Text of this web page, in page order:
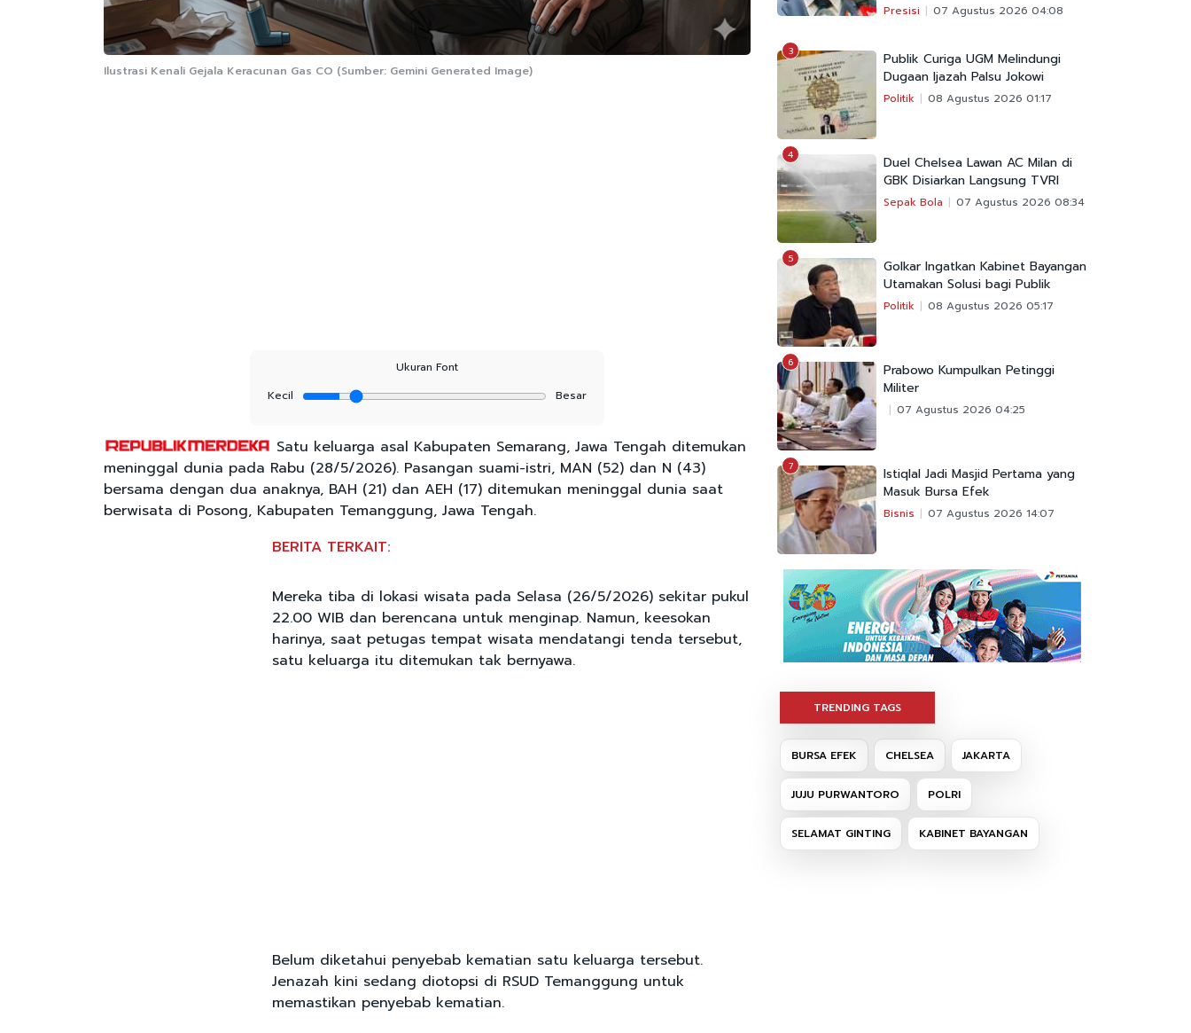
Ilustrasi Kenali Gejala Keracunan Gas CO (Sumber: Gemini Generated Image)
Ukuran Font
Kecil
Besar
Satu keluarga asal Kabupaten Semarang, Jawa Tengah ditemukan
meninggal dunia pada Rabu (28/5/2026). Pasangan suami-istri, MAN (52) dan N (43)
bersama dengan dua anaknya, BAH (21) dan AEH (17) ditemukan meninggal dunia saat
berwisata di Posong, Kabupaten Temanggung, Jawa Tengah.
BERITA TERKAIT:
Mereka tiba di lokasi wisata pada Selasa (26/5/2026) sekitar pukul
22.00 WIB dan berencana untuk menginap. Namun, keesokan
harinya, saat petugas tempat wisata mendatangi tenda tersebut,
satu keluarga itu ditemukan tak bernyawa.
Belum diketahui penyebab kematian satu keluarga tersebut.
Jenazah kini sedang diotopsi di RSUD Temanggung untuk
memastikan penyebab kematian.
Presisi 07 Agustus 2026 04:08
3
Publik Curiga UGM Melindungi
Dugaan Ijazah Palsu Jokowi
Politik 08 Agustus 2026 01:17
4
Duel Chelsea Lawan AC Milan di
GBK Disiarkan Langsung TVRI
Sepak Bola 07 Agustus 2026 08:34
5
Golkar Ingatkan Kabinet Bayangan
Utamakan Solusi bagi Publik
Politik 08 Agustus 2026 05:17
6
Prabowo Kumpulkan Petinggi
Militer
07 Agustus 2026 04:25
7
Istiqlal Jadi Masjid Pertama yang
Masuk Bursa Efek
Bisnis 07 Agustus 2026 14:07
TRENDING TAGS
BURSA EFEK CHELSEA JAKARTA
JUJU PURWANTORO POLRI
SELAMAT GINTING KABINET BAYANGAN